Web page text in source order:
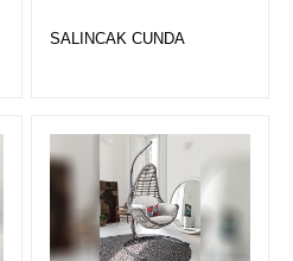
SALINCAK CUNDA